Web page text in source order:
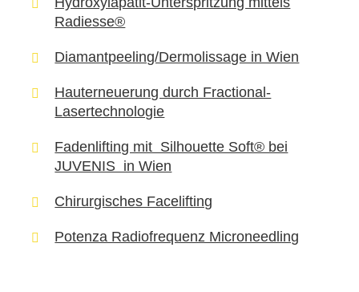
Radiesse®
Diamantpeeling/Dermolissage in Wien
Hauterneuerung durch Fractional-
Lasertechnologie
Fadenlifting mit Silhouette Soft® bei
JUVENIS in Wien
Chirurgisches Facelifting
Potenza Radiofrequenz Microneedling